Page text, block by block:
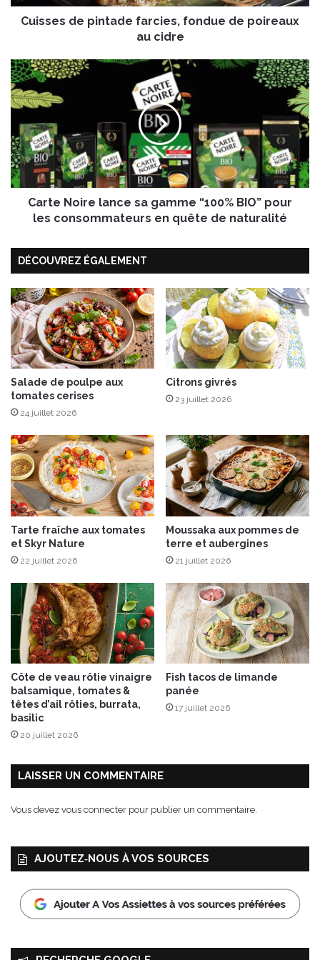
e
t
a
d
e
a
r
c
i
n
d
u
e
d
e
p
o
i
r
a
u
x
a
u
c
i
d
r
Cuisses de pintade farcies, fondue de poireaux
au cidre
C
a
r
t
N
o
i
r
n
e
s
a
g
a
m
m
e
“
1
0
%
B
I
O
”
p
o
u
o
n
s
o
m
u
n
Carte Noire lance sa gamme “100% BIO” pour
les consommateurs en quête de naturalité
DÉCOUVREZ ÉGALEMENT
Salade de poulpe aux
tomates cerises
24 juillet 2026
Citrons givrés
23 juillet 2026
Tarte fraîche aux tomates
et Skyr Nature
22 juillet 2026
Moussaka aux pommes de
terre et aubergines
21 juillet 2026
Côte de veau rôtie vinaigre
balsamique, tomates &
têtes d’ail rôties, burrata,
basilic
20 juillet 2026
Fish tacos de limande
panée
17 juillet 2026
LAISSER UN COMMENTAIRE
Vous devez vous connecter pour publier un commentaire.
AJOUTEZ‑NOUS À VOS SOURCES